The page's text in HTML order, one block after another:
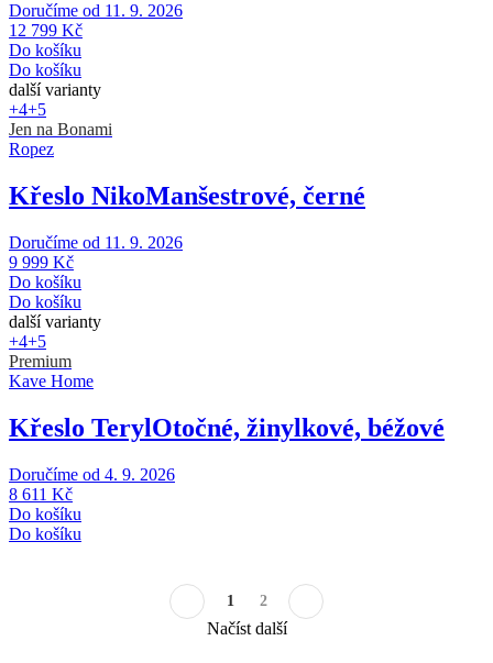
Doručíme od 11. 9. 2026
12 799 Kč
Do košíku
Do košíku
další varianty
+4+5
Jen na Bonami
Ropez
Křeslo NikoManšestrové, černé
Doručíme od 11. 9. 2026
9 999 Kč
Do košíku
Do košíku
další varianty
+4+5
Premium
Kave Home
Křeslo TerylOtočné, žinylkové, béžové
Doručíme od 4. 9. 2026
8 611 Kč
Do košíku
Do košíku
1 2
Načíst další